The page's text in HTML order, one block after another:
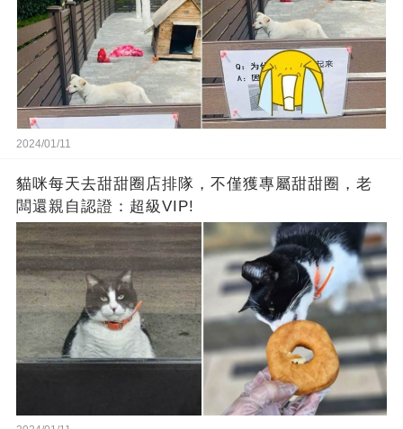
2024/01/11
貓咪每天去甜甜圈店排隊，不僅獲專屬甜甜圈，老
闆還親自認證：超級VIP!